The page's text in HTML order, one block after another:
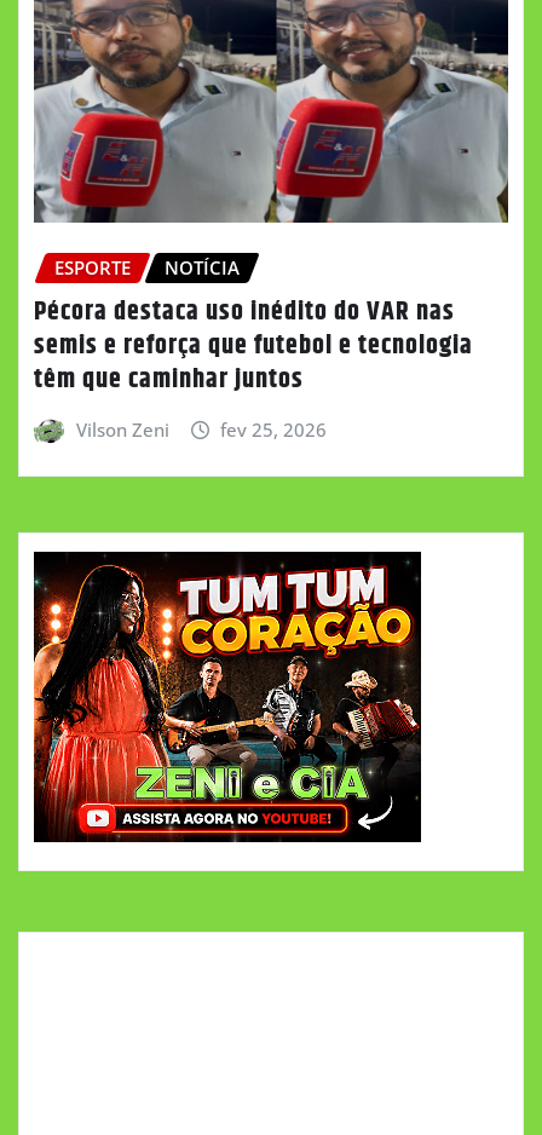
ESPORTE NOTÍCIA
Pécora destaca uso inédito do VAR nas
semis e reforça que futebol e tecnologia
têm que caminhar juntos
Vilson Zeni fev 25, 2026